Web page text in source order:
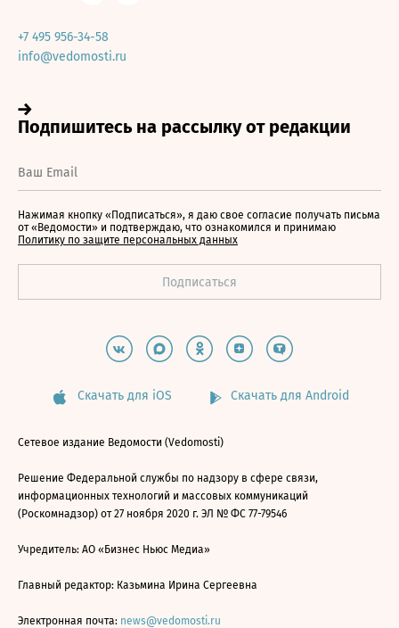
+7 495 956-34-58
info@vedomosti.ru
Нажимая кнопку «Подписаться», я даю свое согласие получать письма
от «Ведомости» и подтверждаю, что ознакомился и принимаю
Политику по защите персональных данных
Скачать для iOS Скачать для Android
Сетевое издание Ведомости (Vedomosti)
Решение Федеральной службы по надзору в сфере связи,
информационных технологий и массовых коммуникаций
(Роскомнадзор) от 27 ноября 2020 г. ЭЛ № ФС 77-79546
Учредитель: АО «Бизнес Ньюс Медиа»
Главный редактор: Казьмина Ирина Сергеевна
Электронная почта: news@vedomosti.ru